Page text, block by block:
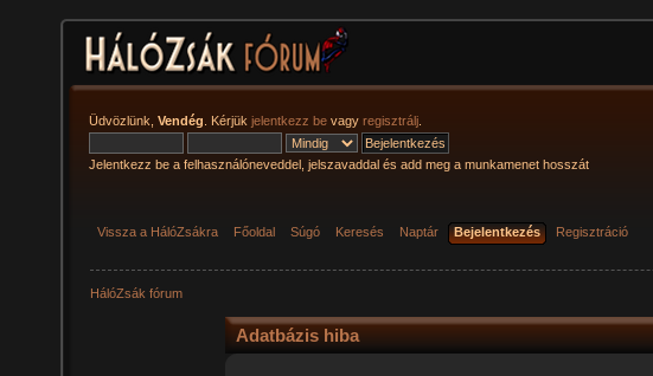
Üdvözlünk, Vendég . Kérjük jelentkezz be vagy regisztrálj
Jelentkezz be a felhasználóneveddel, jelszavaddal és add meg a munkamenet hosszát
Vissza a HálóZsákra Főoldal Súgó Keresés Naptár Bejelentkezés Regisztráció
HálóZsák fórum
Adatbázis hiba